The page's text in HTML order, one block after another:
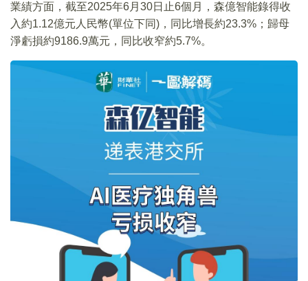
業績方面，截至2025年6月30日止6個月，森億智能錄得收
入約1.12億元人民幣(單位下同)，同比增長約23.3%；歸母
淨虧損約9186.9萬元，同比收窄約5.7%。